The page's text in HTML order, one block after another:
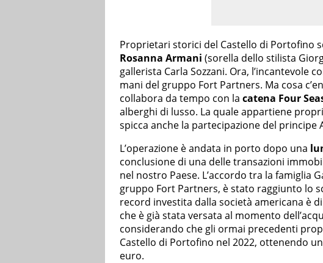
Proprietari storici del Castello di Portofino
Rosanna Armani (sorella dello stilista
gallerista Carla Sozzani. Ora, l’incantevole
mani del gruppo Fort Partners. Ma cosa
collabora da tempo con la catena Four
alberghi di lusso. La quale appartiene
spicca anche la partecipazione del principe
L’operazione è andata in porto dopo una
conclusione di una delle transazioni
nel nostro Paese. L’accordo tra la famiglia
gruppo Fort Partners, è stato raggiunto lo
record investita dalla società americana è
che è già stata versata al momento
considerando che gli ormai precedenti
Castello di Portofino nel 2022, ottenendo
euro.